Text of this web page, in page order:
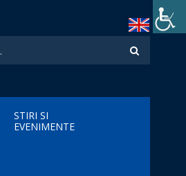
STIRI SI
EVENIMENTE